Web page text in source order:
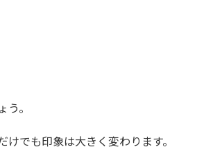
。
けでも印象は大きく変わります。